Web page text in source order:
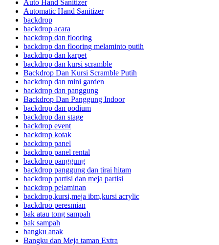
Auto Hand Sanitizer
Automatic Hand Sanitizer
backdrop
backdrop acara
backdrop dan flooring
backdrop dan flooring melaminto putih
backdrop dan karpet
backdrop dan kursi scramble
Backdrop Dan Kursi Scramble Putih
backdrop dan mini garden
backdrop dan panggung
Backdrop Dan Panggung Indoor
backdrop dan podium
backdrop dan stage
backdrop event
backdrop kotak
backdrop panel
backdrop panel rental
backdrop panggung
backdrop panggung dan tirai hitam
backdrop partisi dan meja partisi
backdrop pelaminan
backdrop,kursi,meja ibm,kursi acrylic
backdrpo peresmian
bak atau tong sampah
bak sampah
bangku anak
Bangku dan Meja taman Extra